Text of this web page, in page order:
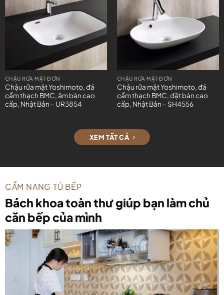
CHẬU RỬA MẶT ĐƠN
Chậu rửa mặt Yoshimoto, đá
cẩm thạch BMC, âm bàn cao
cấp, Nhật Bản – UR3854
CHẬU RỬA MẶT ĐƠN
Chậu rửa mặt Yoshimoto, đá
cẩm thạch BMC, đặt bàn cao
cấp, Nhật Bản – SH4556
XEM TẤT CẢ
CẨM NANG TỦ BẾP
Bách khoa toàn thư giúp bạn làm chủ
căn bếp của mình